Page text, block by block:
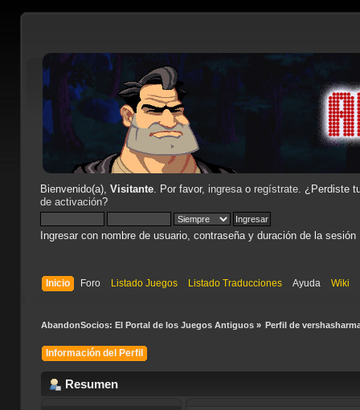
Bienvenido(a), Visitante. Por favor, ingresao regístrate. ¿Perdiste
de activación?
Ingresar con nombre de usuario, contraseña y duración de la sesión
Inicio Foro Listado Juegos Listado Traducciones Ayuda Wiki
AbandonSocios: El Portal de los Juegos Antiguos» Perfil de
Información del Perfil
Resumen